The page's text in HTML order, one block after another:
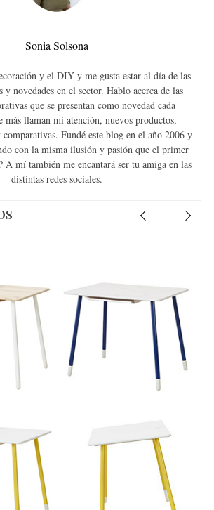
Sonia Solsona
y el DIY y me gusta estar al día de las
y novedades en el sector. Hablo acerca de las
que se presentan como novedad cada
más llaman mi atención, nuevos productos,
Fundé este blog en el año 2006 y
con la misma ilusión y pasión que el primer
A mí también me encantará ser tu amiga en las
distintas redes sociales.